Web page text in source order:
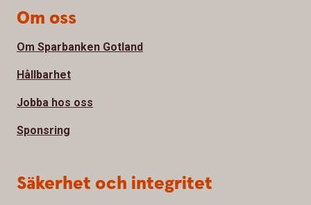
Om oss
Om Sparbanken Gotland
Hållbarhet
Jobba hos oss
Sponsring
Säkerhet och integritet